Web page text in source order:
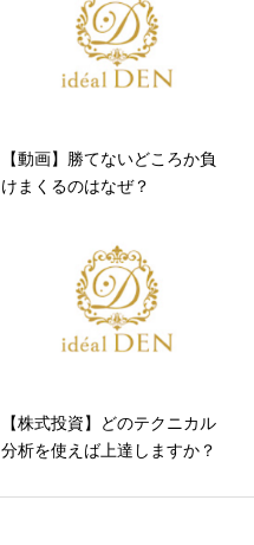
【動画】勝てないどころか負
けまくるのはなぜ？
【株式投資】どのテクニカル
分析を使えば上達しますか？